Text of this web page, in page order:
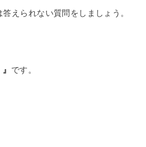
答えられない質問をしましょう。
です。